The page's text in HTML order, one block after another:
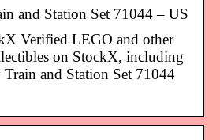
and Station Set 71044 – US
Verified LEGO and other
on StockX, including
and Station Set 71044